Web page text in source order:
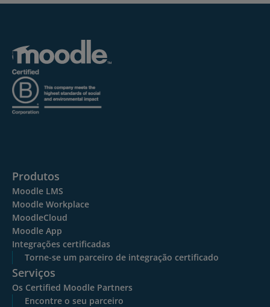
Produtos
Moodle LMS
Moodle Workplace
MoodleCloud
Moodle App
Integrações certificadas
Torne-se um parceiro de integração certificado
Serviços
Os Certified Moodle Partners
Encontre o seu parceiro